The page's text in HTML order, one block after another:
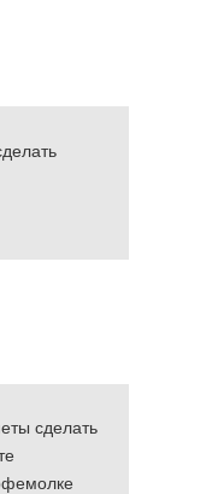
сделать